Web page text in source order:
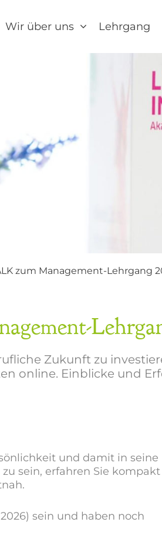
Wir über uns Lehrgang
zum Management-Lehrgang
Zukunft zu
online. Einblicke und
und damit in seine
zu sein, erfahren Sie kompakt
sein und haben noch